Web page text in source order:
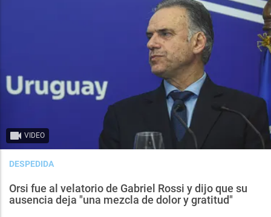
VIDEO
DESPEDIDA
Orsi fue al velatorio de Gabriel Rossi y dijo que su
ausencia deja "una mezcla de dolor y gratitud"